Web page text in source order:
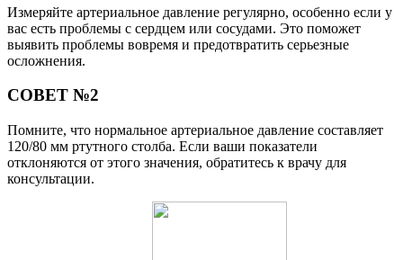
Измеряйте артериальное давление регулярно, особенно если у
вас есть проблемы с сердцем или сосудами. Это поможет
выявить проблемы вовремя и предотвратить серьезные
осложнения.
СОВЕТ №2
Помните, что нормальное артериальное давление составляет
120/80 мм ртутного столба. Если ваши показатели
отклоняются от этого значения, обратитесь к врачу для
консультации.